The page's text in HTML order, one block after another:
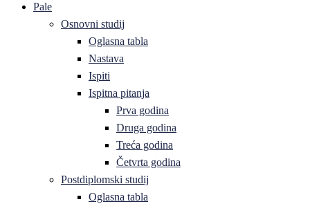
Pale
Osnovni studij
Oglasna tabla
Nastava
Ispiti
Ispitna pitanja
Prva godina
Druga godina
Treća godina
Četvrta godina
Postdiplomski studij
Oglasna tabla